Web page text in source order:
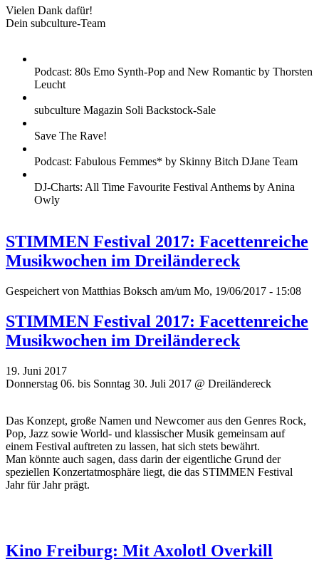
Vielen Dank dafür!
Dein subculture-Team
Podcast: 80s Emo Synth-Pop and New Romantic by Thorsten
Leucht
subculture Magazin Soli Backstock-Sale
Save The Rave!
Podcast: Fabulous Femmes* by Skinny Bitch DJane Team
DJ-Charts: All Time Favourite Festival Anthems by Anina
Owly
STIMMEN Festival 2017: Facettenreiche
Musikwochen im Dreiländereck
Gespeichert von Matthias Boksch am/um Mo, 19/06/2017 - 15:08
STIMMEN Festival 2017: Facettenreiche
Musikwochen im Dreiländereck
19. Juni 2017
Donnerstag 06. bis Sonntag 30. Juli 2017 @ Dreiländereck
Das Konzept, große Namen und Newcomer aus den Genres Rock,
Pop, Jazz sowie World- und klassischer Musik gemeinsam auf
einem Festival auftreten zu lassen, hat sich stets bewährt.
Man könnte auch sagen, dass darin der eigentliche Grund der
speziellen Konzertatmosphäre liegt, die das STIMMEN Festival
Jahr für Jahr prägt.
Kino Freiburg: Mit Axolotl Overkill